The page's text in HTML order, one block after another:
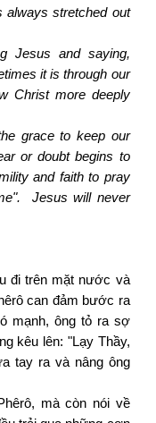
always stretched out
Jesus and saying,
it is through our
Christ more deeply
grace to keep our
or doubt begins to
and faith to pray
Jesus will never
đi trên mặt nước và
can đảm bước ra
mạnh, ông tỏ ra sợ
kêu lên: "Lạy Thầy,
tay ra và nâng ông
mà còn nói về